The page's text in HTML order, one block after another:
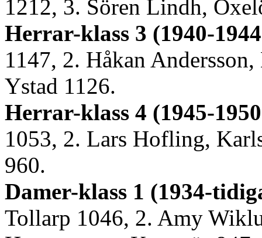
1212, 3. Sören Lindh,
Herrar-klass 3 (1940-
1147, 2. Håkan
Ystad 1126.
Herrar-klass 4 (1945-
1053, 2. Lars Hofling,
960.
Damer-klass 1 (1934-
Tollarp 1046, 2. Amy